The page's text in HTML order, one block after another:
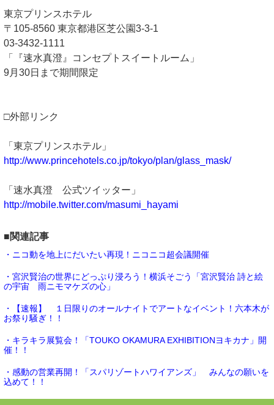
東京プリンスホテル
〒105-8560 東京都港区芝公園3-3-1
03-3432-1111
「『速水真澄』コンセプトスイートルーム」
9月30日まで期間限定
□外部リンク
「東京プリンスホテル」
http://www.princehotels.co.jp/tokyo/plan/glass_mask/
「速水真澄 公式ツイッター」
http://mobile.twitter.com/masumi_hayami
■関連記事
・ニコ動を地上にだいたい再現！ニコニコ超会議開催
・宮沢賢治の世界にどっぷり浸ろう！横浜そごう「宮沢賢治 詩と絵
の宇宙 雨ニモマケズの心」
・【速報】 １日限りのオールナイトでアートなイベント！六本木が
お祭り騒ぎ！！
・キラキラ展覧会！「TOUKO OKAMURA EXHIBITIONヨキカナ」開
催！！
・感動の営業再開！「スパリゾートハワイアンズ」 みんなの願いを
込めて！！